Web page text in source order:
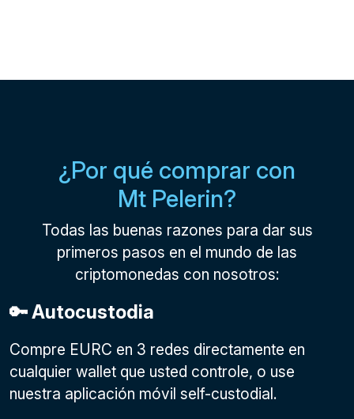
¿Por qué comprar con
Mt Pelerin?
Todas las buenas razones para dar sus
primeros pasos en el mundo de las
criptomonedas con nosotros:
🔑 Autocustodia
Compre EURC en 3 redes directamente en
cualquier wallet que usted controle, o use
nuestra aplicación móvil self-custodial.